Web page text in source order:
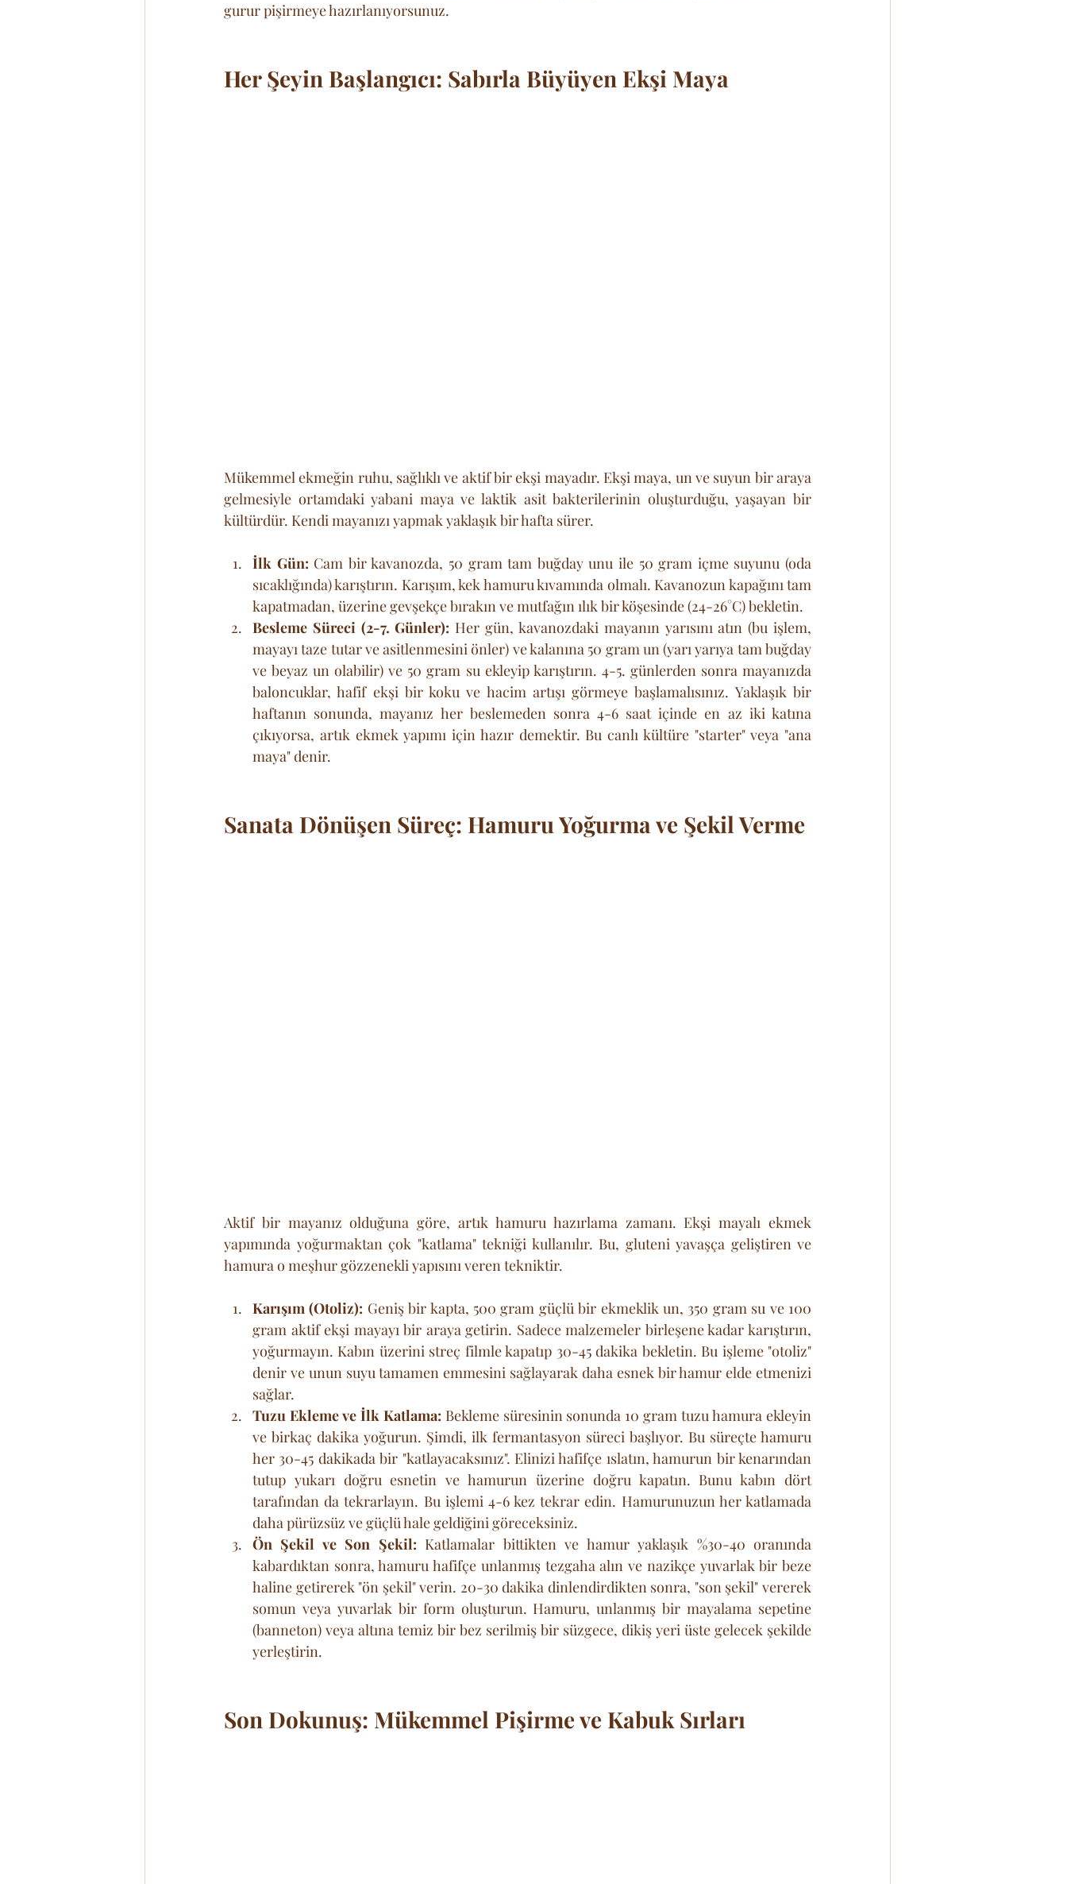
gurur pişirmeye hazırlanıyorsunuz.
Her Şeyin Başlangıcı: Sabırla Büyüyen Ekşi Maya
Mükemmel ekmeğin ruhu, sağlıklı ve aktif bir ekşi mayadır. Ekşi maya, un ve suyun bir araya
gelmesiyle ortamdaki yabani maya ve laktik asit bakterilerinin oluşturduğu, yaşayan bir
kültürdür. Kendi mayanızı yapmak yaklaşık bir hafta sürer.
İlk Gün: Cam bir kavanozda, 50 gram tam buğday unu ile 50 gram içme suyunu (oda
sıcaklığında) karıştırın. Karışım, kek hamuru kıvamında olmalı. Kavanozun kapağını tam
kapatmadan, üzerine gevşekçe bırakın ve mutfağın ılık bir köşesinde (24-26°C) bekletin.
Besleme Süreci (2-7. Günler): Her gün, kavanozdaki mayanın yarısını atın (bu işlem,
mayayı taze tutar ve asitlenmesini önler) ve kalanına 50 gram un (yarı yarıya tam buğday
ve beyaz un olabilir) ve 50 gram su ekleyip karıştırın. 4-5. günlerden sonra mayanızda
baloncuklar, hafif ekşi bir koku ve hacim artışı görmeye başlamalısınız. Yaklaşık bir
haftanın sonunda, mayanız her beslemeden sonra 4-6 saat içinde en az iki katına
çıkıyorsa, artık ekmek yapımı için hazır demektir. Bu canlı kültüre "starter" veya "ana
maya" denir.
Sanata Dönüşen Süreç: Hamuru Yoğurma ve Şekil Verme
Aktif bir mayanız olduğuna göre, artık hamuru hazırlama zamanı. Ekşi mayalı ekmek
yapımında yoğurmaktan çok "katlama" tekniği kullanılır. Bu, gluteni yavaşça geliştiren ve
hamura o meşhur gözzenekli yapısını veren tekniktir.
Karışım (Otoliz): Geniş bir kapta, 500 gram güçlü bir ekmeklik un, 350 gram su ve 100
gram aktif ekşi mayayı bir araya getirin. Sadece malzemeler birleşene kadar karıştırın,
yoğurmayın. Kabın üzerini streç filmle kapatıp 30-45 dakika bekletin. Bu işleme "otoliz"
denir ve unun suyu tamamen emmesini sağlayarak daha esnek bir hamur elde etmenizi
sağlar.
Tuzu Ekleme ve İlk Katlama: Bekleme süresinin sonunda 10 gram tuzu hamura ekleyin
ve birkaç dakika yoğurun. Şimdi, ilk fermantasyon süreci başlıyor. Bu süreçte hamuru
her 30-45 dakikada bir "katlayacaksınız". Elinizi hafifçe ıslatın, hamurun bir kenarından
tutup yukarı doğru esnetin ve hamurun üzerine doğru kapatın. Bunu kabın dört
tarafından da tekrarlayın. Bu işlemi 4-6 kez tekrar edin. Hamurunuzun her katlamada
daha pürüzsüz ve güçlü hale geldiğini göreceksiniz.
Ön Şekil ve Son Şekil: Katlamalar bittikten ve hamur yaklaşık %30-40 oranında
kabardıktan sonra, hamuru hafifçe unlanmış tezgaha alın ve nazikçe yuvarlak bir beze
haline getirerek "ön şekil" verin. 20-30 dakika dinlendirdikten sonra, "son şekil" vererek
somun veya yuvarlak bir form oluşturun. Hamuru, unlanmış bir mayalama sepetine
(banneton) veya altına temiz bir bez serilmiş bir süzgece, dikiş yeri üste gelecek şekilde
yerleştirin.
Son Dokunuş: Mükemmel Pişirme ve Kabuk Sırları